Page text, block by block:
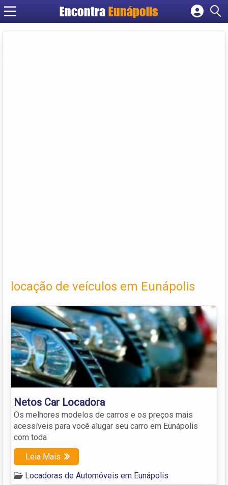
EncontraEunápolis
Cadastrar empresa
locação de veículos em Eunápolis
Netos Car Locadora
Os melhores modelos de carros e os preços mais
acessíveis para você alugar seu carro em Eunápolis
com toda
Leia Mais
Locadoras de Automóveis em Eunápolis